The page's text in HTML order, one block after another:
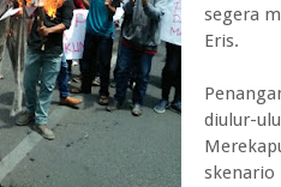
segera
Eris.
diulur-
skenario